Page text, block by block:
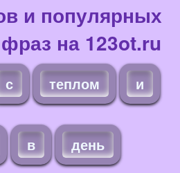
и популярных
на 123ot.ru
с теплом и
в день